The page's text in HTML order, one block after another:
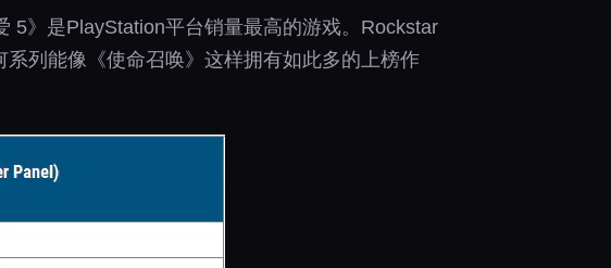
5》是PlayStation平台销量最高的游戏。Rockstar
列能像《使命召唤》这样拥有如此多的上榜作